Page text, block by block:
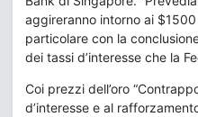
aggireranno intorno ai
particolare con la
dei tassi d’interesse che la
Coi prezzi dell’oro
d’interesse e al